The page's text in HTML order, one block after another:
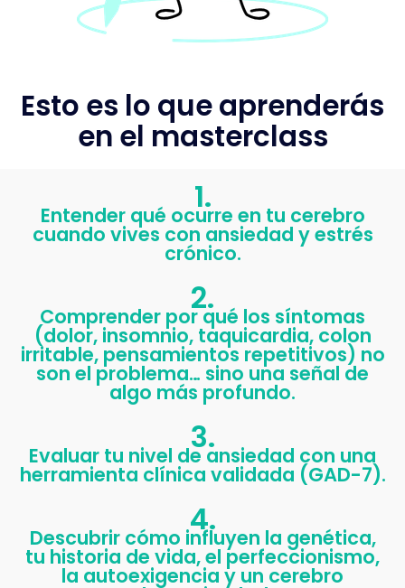
Esto es lo que aprenderás
en el masterclass
1.
Entender qué ocurre en tu cerebro
cuando vives con ansiedad y estrés
crónico.
2.
Comprender por qué los síntomas
(dolor, insomnio, taquicardia, colon
irritable, pensamientos repetitivos) no
son el problema… sino una señal de
algo más profundo.
3.
Evaluar tu nivel de ansiedad con una
herramienta clínica validada (GAD-7).
4.
Descubrir cómo influyen la genética,
tu historia de vida, el perfeccionismo,
la autoexigencia y un cerebro